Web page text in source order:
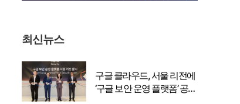
최신뉴스
구글 클라우드, 서울 리전에
‘구글 보안 운영 플랫폼’ 공식